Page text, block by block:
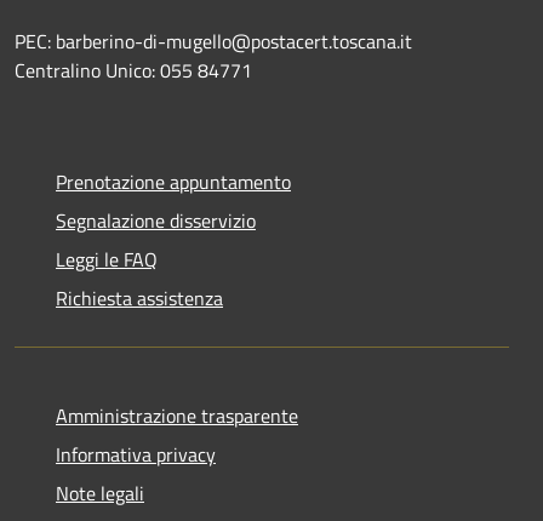
PEC: barberino-di-mugello@postacert.toscana.it
Centralino Unico: 055 84771
Prenotazione appuntamento
Segnalazione disservizio
Leggi le FAQ
Richiesta assistenza
Amministrazione trasparente
Informativa privacy
Note legali